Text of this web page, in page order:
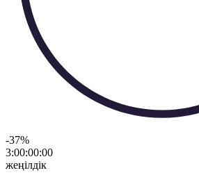
-37%
3:00:00:00
жеңілдік